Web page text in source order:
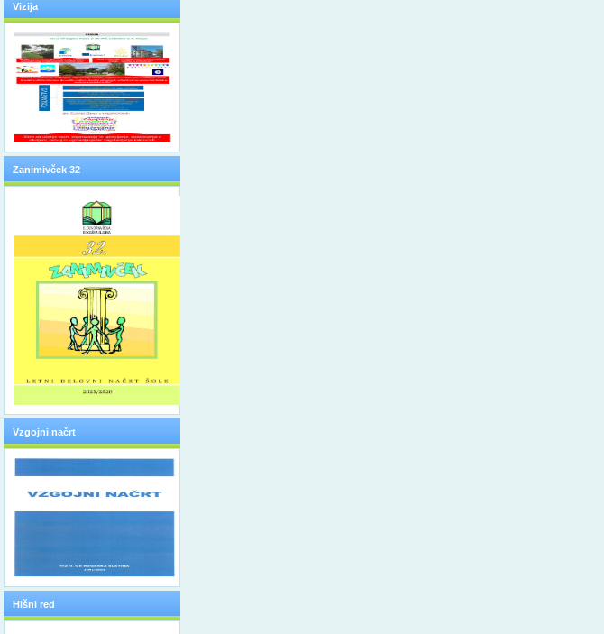
Vizija
Zanimivček 32
Vzgojni načrt
Hišni red